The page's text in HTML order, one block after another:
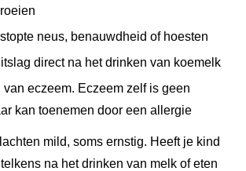
neus, benauwdheid of hoesten
direct na het drinken van koemelk
van eczeem. Eczeem zelf is geen
kan toenemen door een allergie
mild, soms ernstig. Heeft je kind
na het drinken van melk of eten